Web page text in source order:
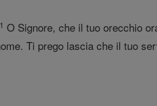
O Signore, che il tuo orecchio
Ti prego lascia che il tuo